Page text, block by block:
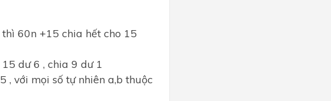
60n +15 chia hết cho 15
dư 6 , chia 9 dư 1
với mọi số tự nhiên a,b thuộc